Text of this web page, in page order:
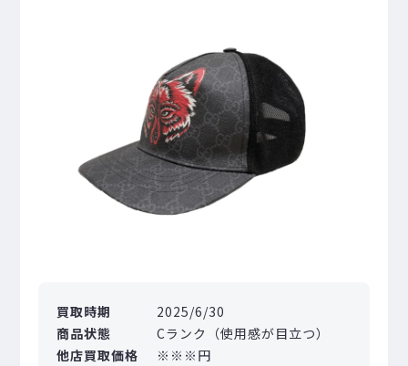
買取時期
2025/6/30
商品状態
Cランク（使用感が目立つ）
他店買取価格
※※※円